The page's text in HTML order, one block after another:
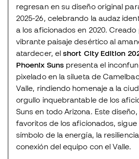
regresan en su diseño original
2025-26, celebrando la audaz
a los aficionados en 2020.
vibrante paisaje desértico al
atardecer, elshort City Edition
Phoenix Suns presenta el
pixelado en la silueta de
Valle, rindiendo homenaje a la
orgullo inquebrantable de los
Suns en todo Arizona. Este
favoritos de los aficionados, sigue
símbolo de la energía, la
conexión del equipo con el Valle.